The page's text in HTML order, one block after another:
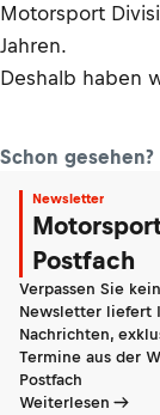
Motorsport
Jahren.
Deshalb haben
Schon gesehen?
Newsletter
Postfach
Verpassen Sie
Newsletter liefert
Nachrichten,
Termine aus der
Postfach
Weiterlesen